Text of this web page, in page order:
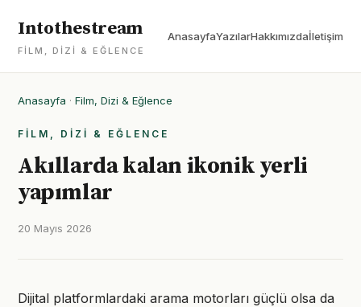
Intothestream
FILM, DIZI & EĞLENCE
AnasayfaYazılarHakkımızdaİletişim
Anasayfa · Film, Dizi & Eğlence
FILM, DIZI & EĞLENCE
Akıllarda kalan ikonik yerli
yapımlar
20 Mayıs 2026
Dijital platformlardaki arama motorları güçlü olsa da